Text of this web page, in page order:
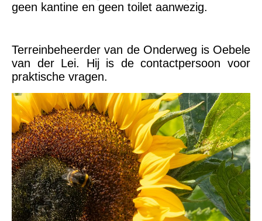
geen kantine en geen toilet aanwezig.
Terreinbeheerder van de Onderweg is Oebele
van der Lei. Hij is de contactpersoon voor
praktische vragen.